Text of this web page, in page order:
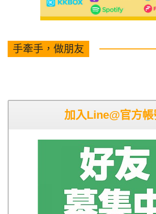
手牽手，做朋友
加入Line@官方帳